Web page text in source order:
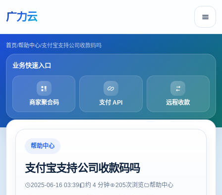
广力云
首页/帮助中心/支付宝支持公司收款码吗
业务快速入口
商家聚合码 支付 API 远程收款
帮助中心
支付宝支持公司收款码吗
2025-06-16 03:39 约 4 分钟 205次浏览 帮助中心